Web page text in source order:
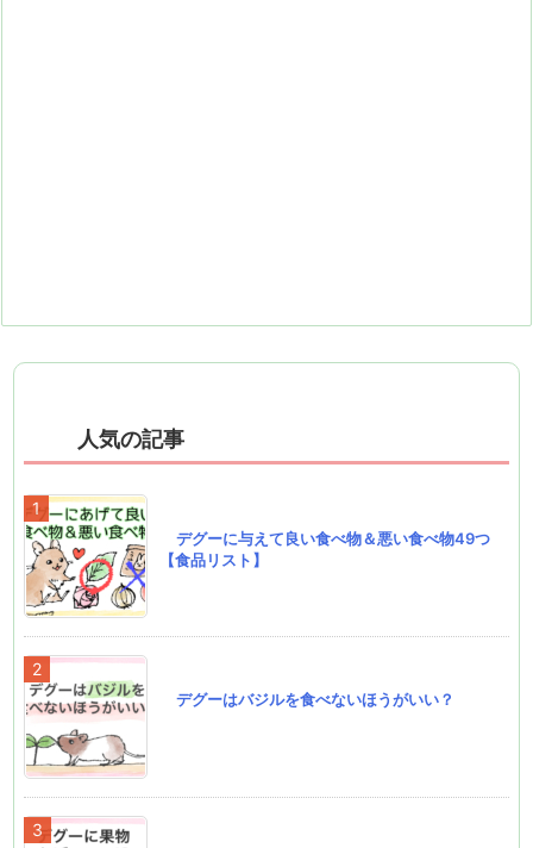
人気の記事
デグーに与えて良い食べ物＆悪い食べ物49つ
【食品リスト】
デグーはバジルを食べないほうがいい？